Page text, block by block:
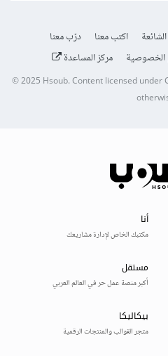
اكتب معنا
درّب معنا
الخصوصية مركز المساعدة
© 2025Hsoub.Content licensed under